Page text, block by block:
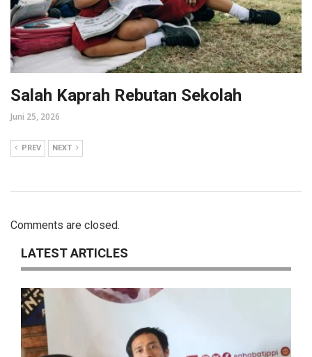
Salah Kaprah Rebutan Sekolah
Juni 25, 2026
PREV NEXT
Comments are closed.
LATEST ARTICLES